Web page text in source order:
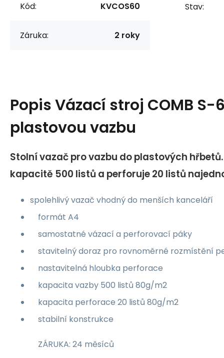
Kód: KVCOS60
Záruka: 2 roky
Stav:
PopisVázací stroj COMB S-
plastovou vazbu
Stolní vazač pro vazbu do plastových
kapacitě 500 listů a perforuje 20 listů
spolehlivý vazač vhodný do menších kanceláří
formát A4
samostatné vázací a perforovací páky
stavitelný doraz pro rovnoměrné rozmístění
nastavitelná hloubka perforace
kapacita vazby 500 listů 80g/m2
kapacita perforace 20 listů 80g/m2
stabilní konstrukce
ZÁRUKA: 24 měsíců